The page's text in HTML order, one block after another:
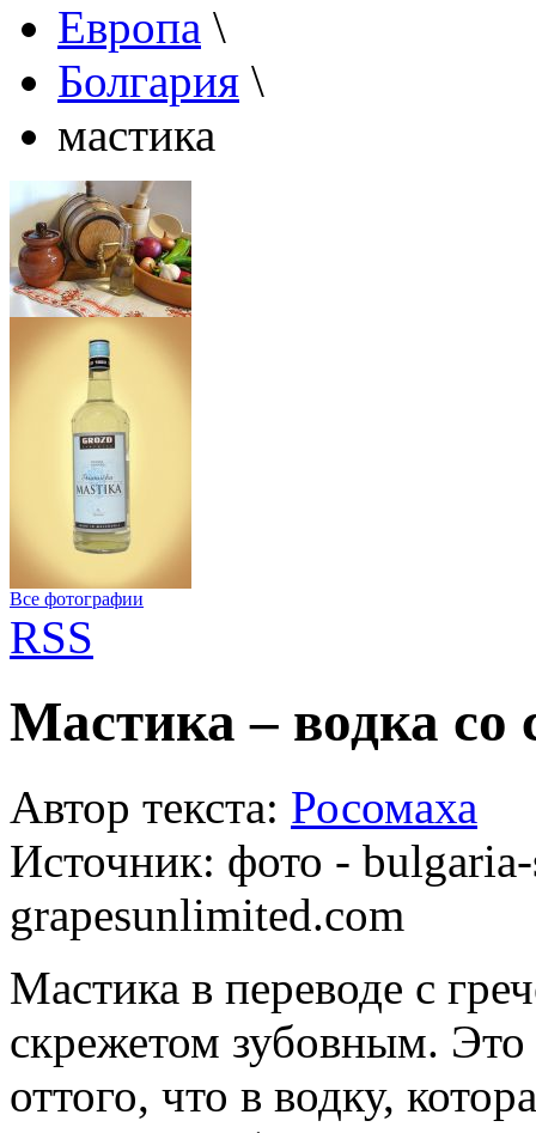
Европа \
Болгария \
мастика
Все фотографии
RSS
Мастика – водка со
Автор текста: Росомаха
Источник: фото -
grapesunlimited.com
Мастика в переводе с
скрежетом зубовным. Это
оттого, что в водку,